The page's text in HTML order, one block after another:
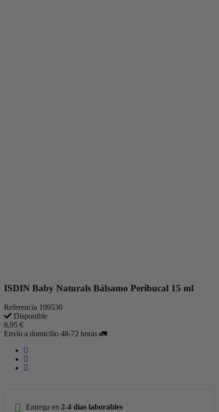
ISDIN Baby Naturals Bálsamo Peribucal 15 ml
Referencia 199530
Disponible
8,95 €
Envío a domicilio 48-72 horas 🚛
Entrega en 2-4 días laborables